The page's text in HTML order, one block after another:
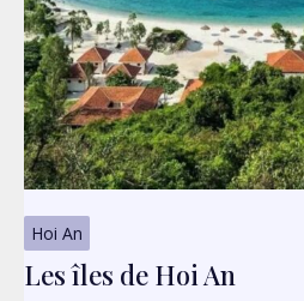
Hoi An
Les îles de Hoi An